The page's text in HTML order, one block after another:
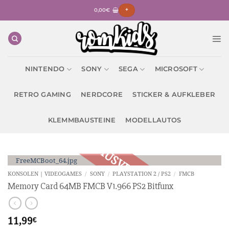
0,00€ +
NINTENDO SONY SEGA MICROSOFT
RETRO GAMING NERDCORE STICKER & AUFKLEBER
KLEMMBAUSTEINE MODELLAUTOS
KONSOLEN | VIDEOGAMES / SONY / PLAYSTATION 2 / PS2 / FMCB
Memory Card 64MB FMCB V1.966 PS2 Bitfunx
11,99€